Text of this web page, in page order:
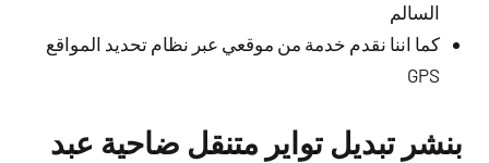
السالم
كما اننا نقدم خدمة من موقعي عبر نظام تحديد المواقع
GPS
بنشر تبديل تواير متنقل ضاحية عبد